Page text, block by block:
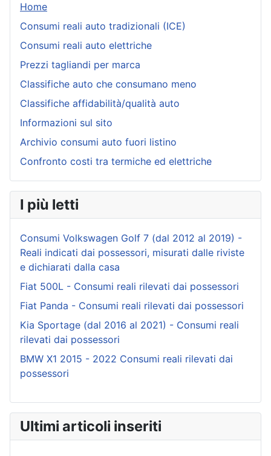
Home
Consumi reali auto tradizionali (ICE)
Consumi reali auto elettriche
Prezzi tagliandi per marca
Classifiche auto che consumano meno
Classifiche affidabilità/qualità auto
Informazioni sul sito
Archivio consumi auto fuori listino
Confronto costi tra termiche ed elettriche
I più letti
Consumi Volkswagen Golf 7 (dal 2012 al 2019) -
Reali indicati dai possessori, misurati dalle riviste
e dichiarati dalla casa
Fiat 500L - Consumi reali rilevati dai possessori
Fiat Panda - Consumi reali rilevati dai possessori
Kia Sportage (dal 2016 al 2021) - Consumi reali
rilevati dai possessori
BMW X1 2015 - 2022 Consumi reali rilevati dai
possessori
Ultimi articoli inseriti